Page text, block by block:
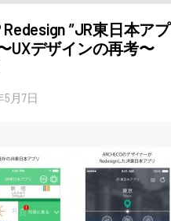
Redesign ”JR東日本アプ
UXデザインの再考〜
5月7日